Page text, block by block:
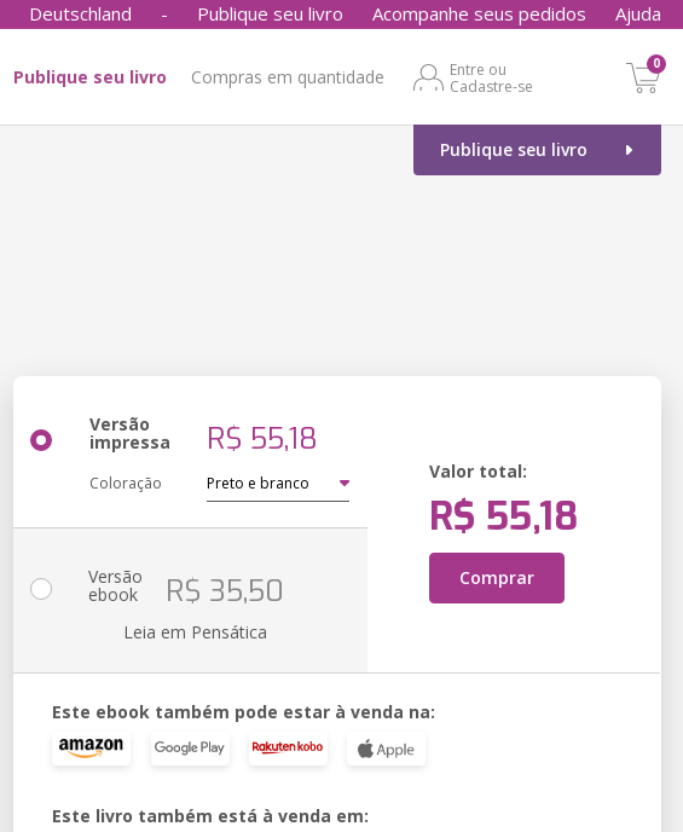
Deutschland - Publique seu livro Acompanhe seus pedidos Ajuda
Publique seu livro Compras em quantidade
Entre ou
Cadastre-se
0
Publique seu livro
Versão
impressa R$ 55,18
Coloração
Valor total:
R$ 55,18
Comprar
Versão
ebook R$ 35,50
Leia em Pensática
Este ebook também pode estar à venda na:
Este livro também está à venda em: